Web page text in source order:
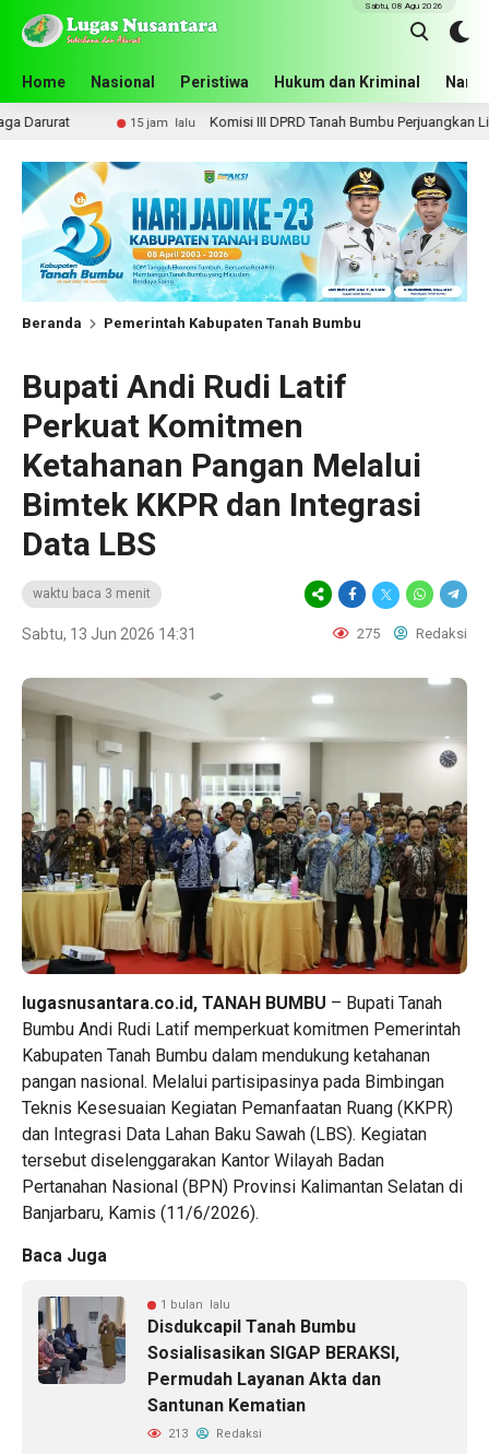
Home Nasional Peristiwa Hukum dan Kriminal
Sabtu, 08 Agu 2026
15 jam lalu Komisi III DPRD Tanah Bumbu Perjuangkan Lima Infrastruktur
Beranda Pemerintah Kabupaten Tanah Bumbu
Bupati Andi Rudi Latif
Perkuat Komitmen
Ketahanan Pangan Melalui
Bimtek KKPR dan Integrasi
Data LBS
waktu baca 3 menit
Sabtu, 13 Jun 2026 14:31 275 Redaksi
lugasnusantara.co.id, TANAH BUMBU – Bupati Tanah
Bumbu Andi Rudi Latif memperkuat komitmen Pemerintah
Kabupaten Tanah Bumbu dalam mendukung ketahanan
pangan nasional. Melalui partisipasinya pada Bimbingan
Teknis Kesesuaian Kegiatan Pemanfaatan Ruang (KKPR)
dan Integrasi Data Lahan Baku Sawah (LBS). Kegiatan
tersebut diselenggarakan Kantor Wilayah Badan
Pertanahan Nasional (BPN) Provinsi Kalimantan Selatan di
Banjarbaru, Kamis (11/6/2026).
Baca Juga
1 bulan lalu
Disdukcapil Tanah Bumbu
Sosialisasikan SIGAP BERAKSI,
Permudah Layanan Akta dan
Santunan Kematian
213 Redaksi